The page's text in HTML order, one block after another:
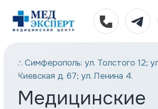
Медицинские
центры в
Симферополе